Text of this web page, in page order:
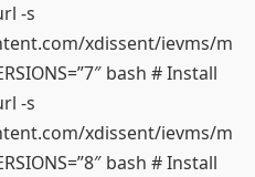
-s
xdissent/ievms/m
bash # Install
-s
xdissent/ievms/m
bash # Install